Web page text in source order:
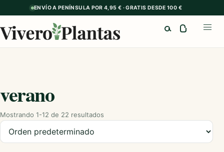
ENVÍO A PENÍNSULA POR 4,95 € · GRATIS DESDE 100 €
verano
Mostrando 1-12 de 22 resultados
Ordenar productos